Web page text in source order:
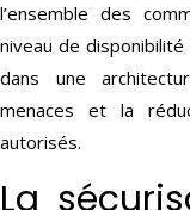
l’ensemble des
niveau de
dans une
menaces et la
autorisés.
La